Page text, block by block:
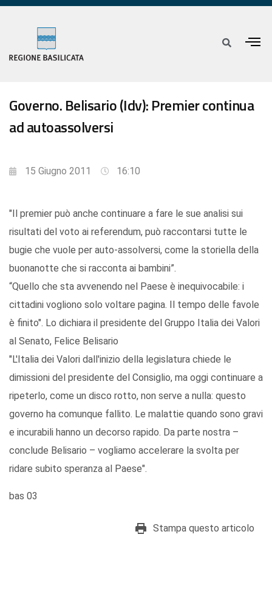
Governo. Belisario (Idv): Premier continua
ad autoassolversi
15 Giugno 2011 16:10
"Il premier può anche continuare a fare le sue analisi sui
risultati del voto ai referendum, può raccontarsi tutte le
bugie che vuole per auto-assolversi, come la storiella della
buonanotte che si racconta ai bambini”.
“Quello che sta avvenendo nel Paese è inequivocabile: i
cittadini vogliono solo voltare pagina. Il tempo delle favole
è finito". Lo dichiara il presidente del Gruppo Italia dei Valori
al Senato, Felice Belisario
"L'Italia dei Valori dall'inizio della legislatura chiede le
dimissioni del presidente del Consiglio, ma oggi continuare a
ripeterlo, come un disco rotto, non serve a nulla: questo
governo ha comunque fallito. Le malattie quando sono gravi
e incurabili hanno un decorso rapido. Da parte nostra –
conclude Belisario – vogliamo accelerare la svolta per
ridare subito speranza al Paese".
bas 03
Stampa questo articolo